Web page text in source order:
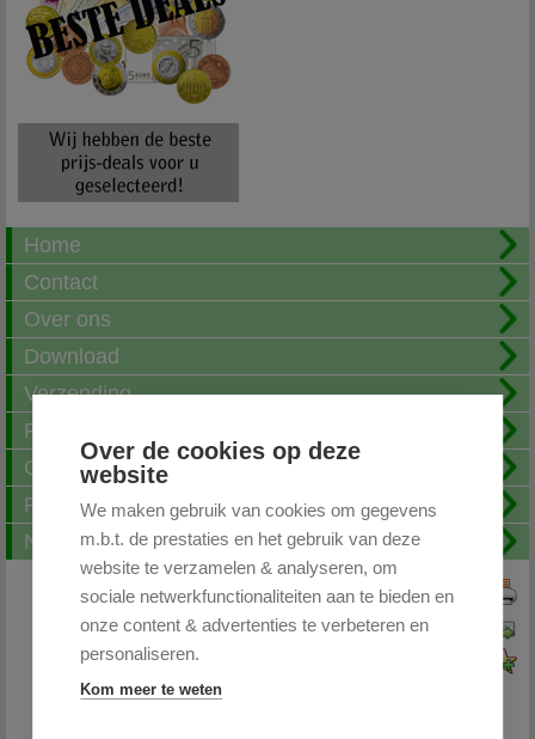
Over de cookies op deze
website
We maken gebruik van cookies om gegevens
m.b.t. de prestaties en het gebruik van deze
website te verzamelen & analyseren, om
sociale netwerkfunctionaliteiten aan te bieden en
onze content & advertenties te verbeteren en
personaliseren.
Kom meer te weten
Home
Contact
Over ons
Download
Verzending
Fotoalbum
Openingstijden
FAQ
Nieuwsbrief
Print deze pagina
Pagina doorsturen